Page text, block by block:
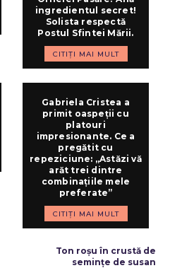
ingredientul secret!
Solista respectă
Postul Sfintei Mării.
CITIȚI MAI MULT
Gabriela Cristea a
primit oaspeții cu
platouri
impresionante. Ce a
pregătit cu
repeziciune: „Astăzi vă
arăt trei dintre
combinațiile mele
preferate”
CITIȚI MAI MULT
Ton roșu în crustă de
semințe de susan